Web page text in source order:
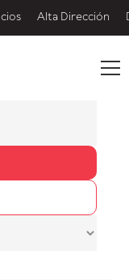
Alta Dirección